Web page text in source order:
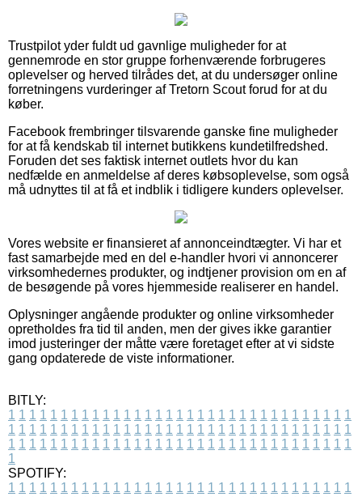
Trustpilot yder fuldt ud gavnlige muligheder for at
gennemrode en stor gruppe forhenværende forbrugeres
oplevelser og herved tilrådes det, at du undersøger online
forretningens vurderinger af Tretorn Scout forud for at du
køber.
Facebook frembringer tilsvarende ganske fine muligheder
for at få kendskab til internet butikkens kundetilfredshed.
Foruden det ses faktisk internet outlets hvor du kan
nedfælde en anmeldelse af deres købsoplevelse, som også
må udnyttes til at få et indblik i tidligere kunders oplevelser.
Vores website er finansieret af annonceindtægter. Vi har et
fast samarbejde med en del e-handler hvori vi annoncerer
virksomhedernes produkter, og indtjener provision om en af
de besøgende på vores hjemmeside realiserer en handel.
Oplysninger angående produkter og online virksomheder
opretholdes fra tid til anden, men der gives ikke garantier
imod justeringer der måtte være foretaget efter at vi sidste
gang opdaterede de viste informationer.
BITLY:
1 1 1 1 1 1 1 1 1 1 1 1 1 1 1 1 1 1 1 1 1 1 1 1 1 1 1 1 1 1 1 1 1
1 1 1 1 1 1 1 1 1 1 1 1 1 1 1 1 1 1 1 1 1 1 1 1 1 1 1 1 1 1 1 1 1
1 1 1 1 1 1 1 1 1 1 1 1 1 1 1 1 1 1 1 1 1 1 1 1 1 1 1 1 1 1 1 1 1
1
SPOTIFY:
1 1 1 1 1 1 1 1 1 1 1 1 1 1 1 1 1 1 1 1 1 1 1 1 1 1 1 1 1 1 1 1 1